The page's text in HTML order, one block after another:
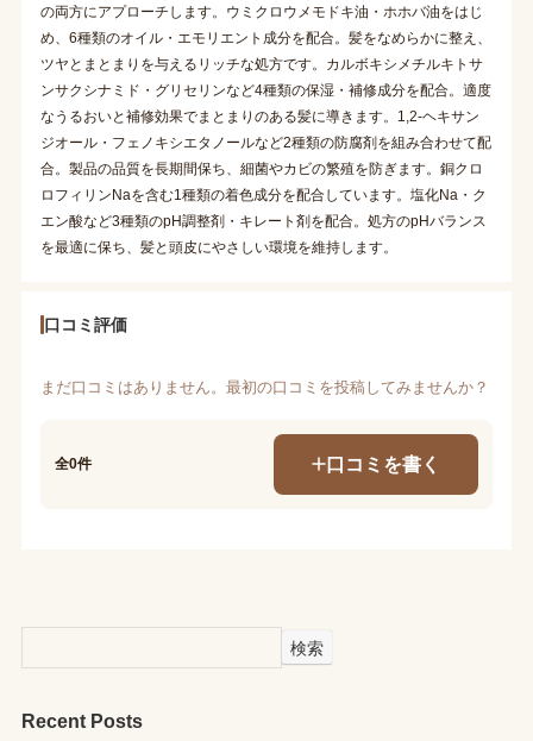
の両方にアプローチします。ウミクロウメモドキ油・ホホバ油をはじ
め、6種類のオイル・エモリエント成分を配合。髪をなめらかに整え、
ツヤとまとまりを与えるリッチな処方です。カルボキシメチルキトサ
ンサクシナミド・グリセリンなど4種類の保湿・補修成分を配合。適度
なうるおいと補修効果でまとまりのある髪に導きます。1,2-ヘキサン
ジオール・フェノキシエタノールなど2種類の防腐剤を組み合わせて配
合。製品の品質を長期間保ち、細菌やカビの繁殖を防ぎます。銅クロ
ロフィリンNaを含む1種類の着色成分を配合しています。塩化Na・ク
エン酸など3種類のpH調整剤・キレート剤を配合。処方のpHバランス
を最適に保ち、髪と頭皮にやさしい環境を維持します。
口コミ評価
まだ口コミはありません。最初の口コミを投稿してみませんか？
全0件 口コミを書く
検索
Recent Posts